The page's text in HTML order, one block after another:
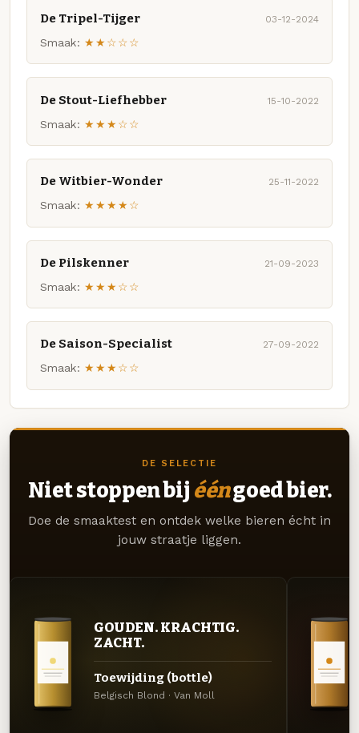
De Tripel-Tijger 03-12-2024
Smaak: ★★☆☆☆
De Stout-Liefhebber 15-10-2022
Smaak: ★★★☆☆
De Witbier-Wonder 25-11-2022
Smaak: ★★★★☆
De Pilskenner 21-09-2023
Smaak: ★★★☆☆
De Saison-Specialist 27-09-2022
Smaak: ★★★☆☆
DE SELECTIE
Niet stoppen bij ééngoed bier.
Doe de smaaktest en ontdek welke bieren écht in
jouw straatje liggen.
GOUDEN. KRACHTIG.
ZACHT.
Toewijding (bottle)
Belgisch Blond · Van Moll